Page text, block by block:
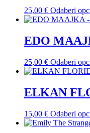
25,00 € Odaberi
EDO
25,00 € Odaberi
ELKAN
15,00 € Odaberi